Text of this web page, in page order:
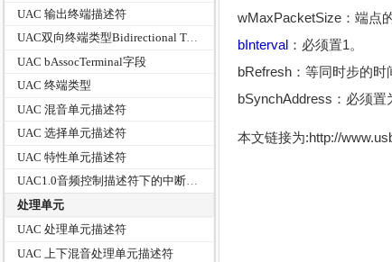
UAC 输出终端描述符
UAC双向终端类型Bidirectional Terminal Types
UAC bAssocTerminal字段
UAC 终端类型
UAC 混音单元描述符
UAC 选择单元描述符
UAC 特性单元描述符
UAC1.0音频控制描述符下的中断端点
处理单元
UAC 处理单元描述符
UAC 上下混音处理单元描述符
wMaxPacketSize：端点
bInterval：必须置1。
bRefresh：等同时步的时
bSynchAddress：必须置
本文链接为:http://